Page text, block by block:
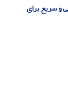
و سریع برای